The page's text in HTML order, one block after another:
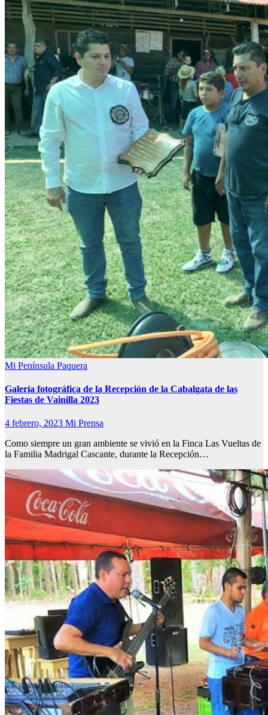
Mi Península Paquera
Galería fotográfica de la Recepción de la Cabalgata de las
Fiestas de Vainilla 2023
4 febrero, 2023 Mi Prensa
Como siempre un gran ambiente se vivió en la Finca Las Vueltas de
la Familia Madrigal Cascante, durante la Recepción…